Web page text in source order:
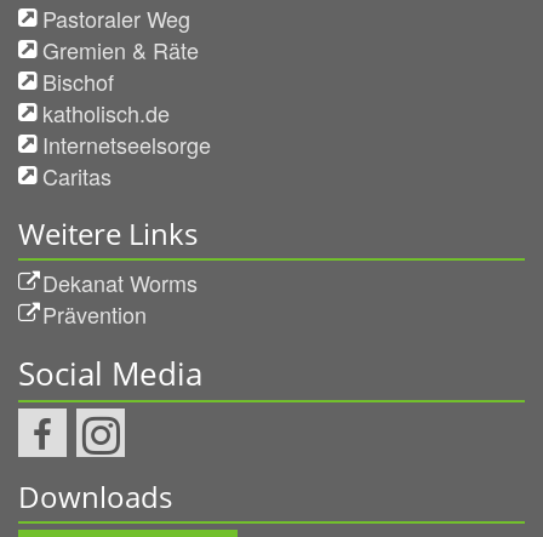
Pastoraler Weg
Gremien & Räte
Bischof
katholisch.de
Internetseelsorge
Caritas
Weitere Links
Dekanat Worms
Prävention
Social Media
Downloads